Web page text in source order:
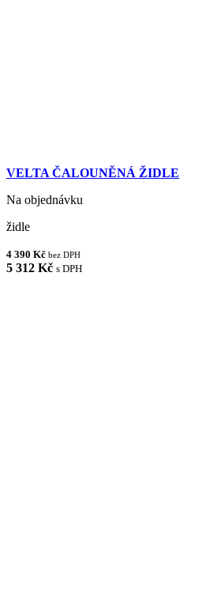
VELTA ČALOUNĚNÁ ŽIDLE
Na objednávku
židle
4 390 Kč bez DPH
5 312 Kč s DPH